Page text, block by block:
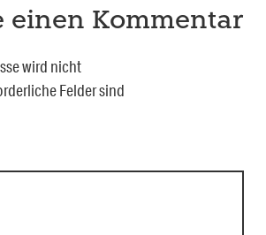
einen Kommentar
wird nicht
Felder sind